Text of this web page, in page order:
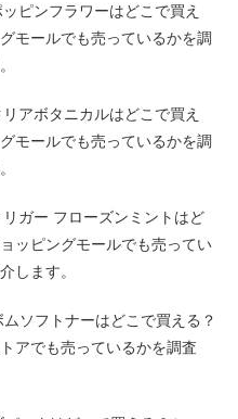
ピンフラワーはどこで買え
モールでも売っているかを調
アボタニカルはどこで買え
モールでも売っているかを調
ガー フローズンミントはど
ッピングモールでも売ってい
します。
ソフトナーはどこで買える？
アでも売っているかを調査